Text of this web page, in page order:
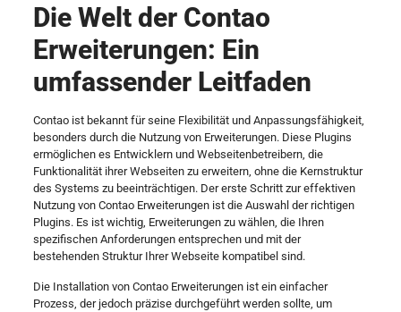
Die Welt der Contao
Erweiterungen: Ein
umfassender Leitfaden
Contao ist bekannt für seine Flexibilität und Anpassungsfähigkeit,
besonders durch die Nutzung von Erweiterungen. Diese Plugins
ermöglichen es Entwicklern und Webseitenbetreibern, die
Funktionalität ihrer Webseiten zu erweitern, ohne die Kernstruktur
des Systems zu beeinträchtigen. Der erste Schritt zur effektiven
Nutzung von Contao Erweiterungen ist die Auswahl der richtigen
Plugins. Es ist wichtig, Erweiterungen zu wählen, die Ihren
spezifischen Anforderungen entsprechen und mit der
bestehenden Struktur Ihrer Webseite kompatibel sind.
Die Installation von Contao Erweiterungen ist ein einfacher
Prozess, der jedoch präzise durchgeführt werden sollte, um